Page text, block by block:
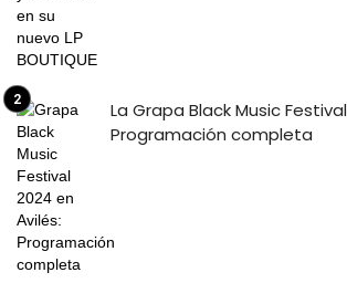
La Grapa Black Music
Programación completa